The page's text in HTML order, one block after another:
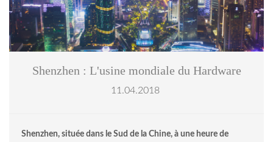
Shenzhen : L'usine mondiale du Hardware
11.04.2018
Shenzhen, située dans le Sud de la Chine, à une heure de